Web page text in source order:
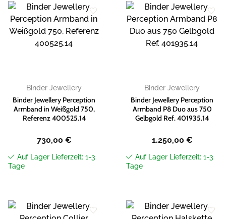
Zur
Wunschliste
hinzufügen
Binder Jewellery
Binder Jewellery Perception
Armband in Weißgold 750,
Referenz 400525.14
730,00 €
Auf Lager Lieferzeit: 1-3
Tage
Wunschliste
hinzufügen
Binder Jewellery
Binder Jewellery Perception
Armband P8 Duo aus 750
Gelbgold Ref. 401935.14
1.250,00 €
Auf Lager Lieferzeit: 1-3
Tage